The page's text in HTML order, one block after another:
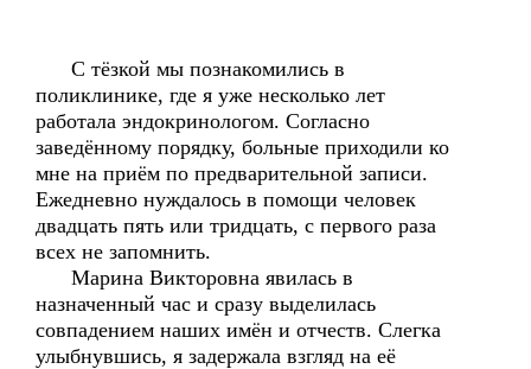
С тёзкой мы познакомились в
поликлинике, где я уже несколько лет
работала эндокринологом. Согласно
заведённому порядку, больные приходили ко
мне на приём по предварительной записи.
Ежедневно нуждалось в помощи человек
двадцать пять или тридцать, с первого раза
всех не запомнить.
Марина Викторовна явилась в
назначенный час и сразу выделилась
совпадением наших имён и отчеств. Слегка
улыбнувшись, я задержала взгляд на её